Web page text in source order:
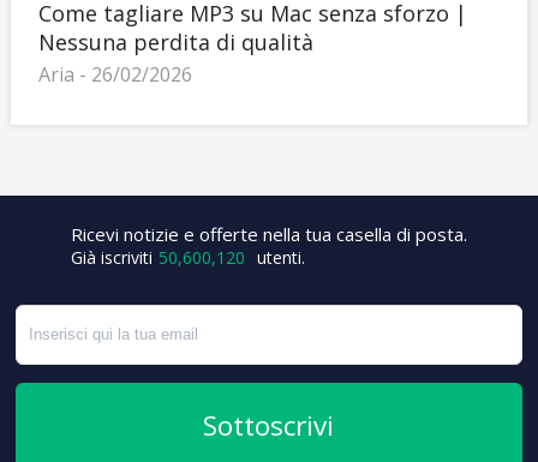
Come tagliare MP3 su Mac senza sforzo |
Nessuna perdita di qualità
Aria - 26/02/2026
Ricevi notizie e offerte nella tua casella di posta.
Già iscriviti 50,600,120 utenti.
Sottoscrivi
+5